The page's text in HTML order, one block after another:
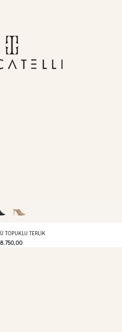
TOPUKLU TERLIK